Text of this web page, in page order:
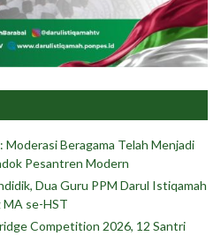
Moderasi Beragama Telah Menjadi
Pesantren Modern
Dua Guru PPM Darul Istiqamah
se-HST
Competition 2026, 12 Santri